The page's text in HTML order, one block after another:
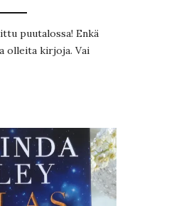
puutalossa! Enkä
olleita kirjoja. Vai